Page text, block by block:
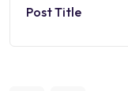
Post Title